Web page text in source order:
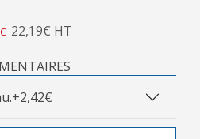
22,19€ HT
+2,42€